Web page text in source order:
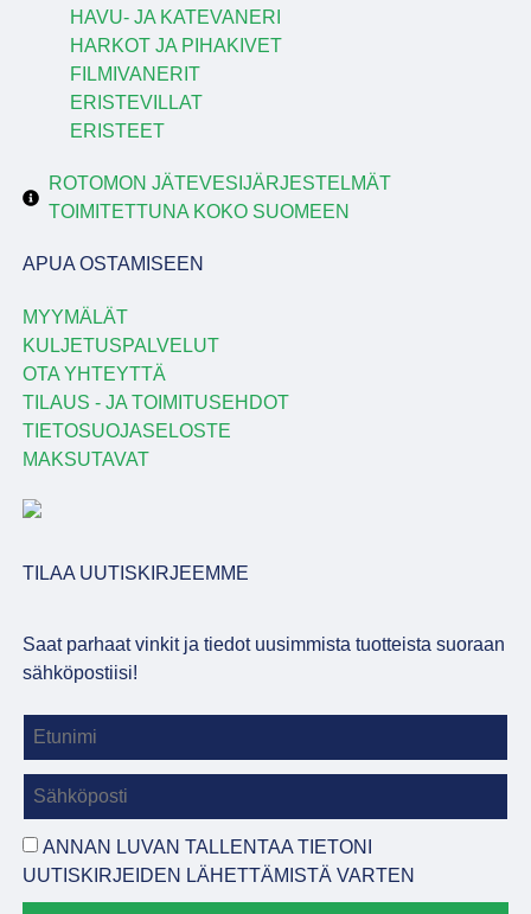
HAVU- JA KATEVANERI
HARKOT JA PIHAKIVET
FILMIVANERIT
ERISTEVILLAT
ERISTEET
ROTOMON JÄTEVESIJÄRJESTELMÄT
TOIMITETTUNA KOKO SUOMEEN
APUA OSTAMISEEN
MYYMÄLÄT
KULJETUSPALVELUT
OTA YHTEYTTÄ
TILAUS - JA TOIMITUSEHDOT
TIETOSUOJASELOSTE
MAKSUTAVAT
TILAA UUTISKIRJEEMME
Saat parhaat vinkit ja tiedot uusimmista tuotteista suoraan
sähköpostiisi!
ANNAN LUVAN TALLENTAA TIETONI
UUTISKIRJEIDEN LÄHETTÄMISTÄ VARTEN